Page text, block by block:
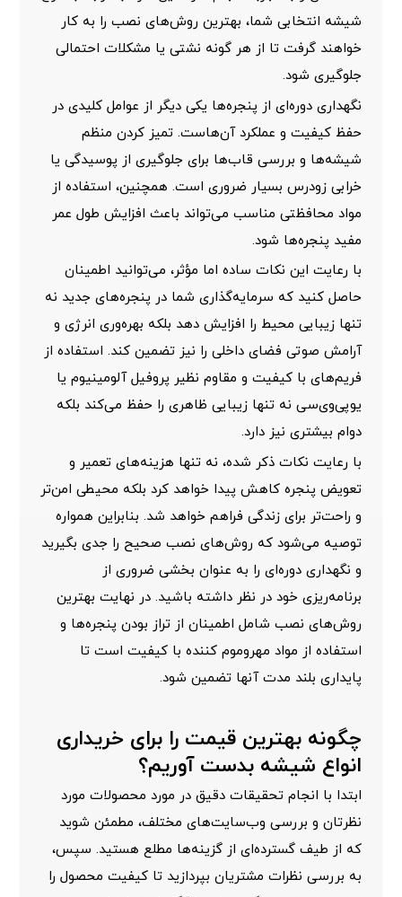
شیشه انتخابی شما، بهترین روش‌های نصب را به کار
خواهند گرفت تا از هر گونه نشتی یا مشکلات احتمالی
جلوگیری شود.
نگهداری دوره‌ای از پنجره‌ها یکی دیگر از عوامل کلیدی در
حفظ کیفیت و عملکرد آن‌هاست. تمیز کردن منظم
شیشه‌ها و بررسی قاب‌ها برای جلوگیری از پوسیدگی یا
خرابی زودرس بسیار ضروری است. همچنین، استفاده از
مواد محافظتی مناسب می‌تواند باعث افزایش طول عمر
مفید پنجره‌ها شود.
با رعایت این نکات ساده اما مؤثر، می‌توانید اطمینان
حاصل کنید که سرمایه‌گذاری شما در پنجره‌های جدید نه
تنها زیبایی محیط را افزایش دهد بلکه بهره‌وری انرژی و
آرامش صوتی فضای داخلی را نیز تضمین کند. استفاده از
فریم‌های با کیفیت و مقاوم نظیر پروفیل آلومینیوم یا
یوپی‌وی‌سینه تنها زیبایی ظاهری را حفظ می‌کند بلکه
دوام بیشتری نیز دارد.
با رعایت نکات ذکر شده، نه تنها هزینه‌های تعمیر و
تعویض پنجرهکاهش پیدا خواهد کرد بلکه محیطی امن‌تر
و راحت‌تر برای زندگی فراهم خواهد شد. بنابراین همواره
توصیه می‌شود که روش‌های نصب صحیح را جدی بگیرید
و نگهداری دوره‌ای را به عنوان بخشی ضروری از
برنامه‌ریزی خود در نظر داشته باشید. در نهایت بهترین
روش‌های نصب شامل اطمینان از تراز بودن پنجره‌ها و
استفاده از مواد مهروموم کننده با کیفیت است تا
پایداری بلند مدت آنها تضمین شود.
چگونه بهترین قیمت را برای خریداری
انواع شیشه بدست آوریم؟
ابتدا با انجام تحقیقات دقیق در مورد محصولات مورد
نظرتان و بررسی وب‌سایت‌های مختلف، مطمئن شوید
که از طیف گسترده‌ای از گزینه‌ها مطلع هستید. سپس،
به بررسی نظرات مشتریان بپردازید تا کیفیت محصول را